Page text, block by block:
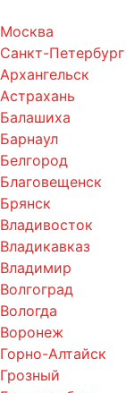
Москва
Санкт-Петербург
Архангельск
Астрахань
Балашиха
Барнаул
Белгород
Благовещенск
Брянск
Владивосток
Владикавказ
Владимир
Волгоград
Вологда
Воронеж
Горно-Алтайск
Грозный